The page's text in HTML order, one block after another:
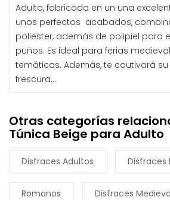
Adulto, fabricada en un una
unos perfectos acabados,
poliester, además de polipiel para
puños. Es ideal para ferias
temáticas. Además, te cautivará
frescura...
Otras categorías
Túnica Beige para Adulto
Disfraces Adultos Disfraces
Romanos Disfraces